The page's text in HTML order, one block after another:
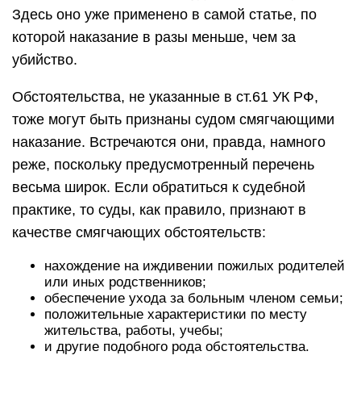
Здесь оно уже применено в самой статье, по
которой наказание в разы меньше, чем за
убийство.
Обстоятельства, не указанные в ст.61 УК РФ,
тоже могут быть признаны судом смягчающими
наказание. Встречаются они, правда, намного
реже, поскольку предусмотренный перечень
весьма широк. Если обратиться к судебной
практике, то суды, как правило, признают в
качестве смягчающих обстоятельств:
нахождение на иждивении пожилых родителей
или иных родственников;
обеспечение ухода за больным членом семьи;
положительные характеристики по месту
жительства, работы, учебы;
и другие подобного рода обстоятельства.